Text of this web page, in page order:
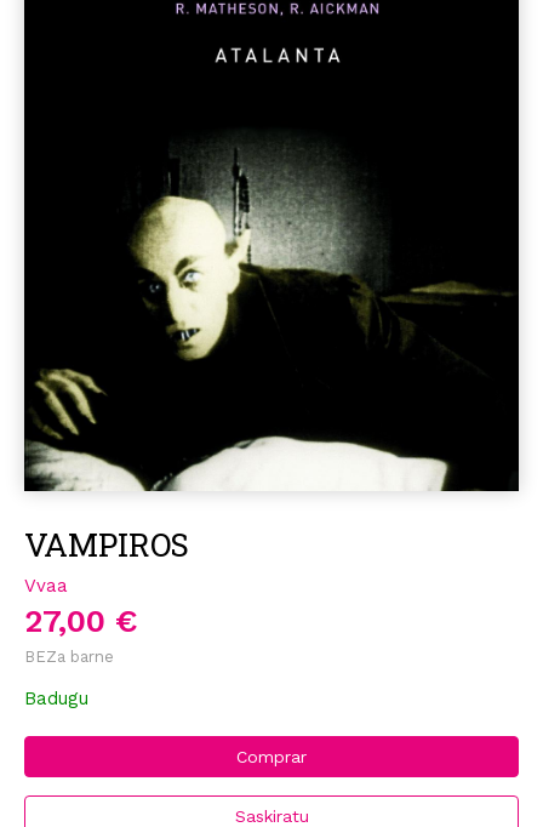
VAMPIROS
Vvaa
27,00 €
BEZa barne
Badugu
Comprar
Saskiratu